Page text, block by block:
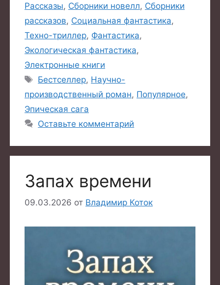
Рассказы, Сборники новелл, Сборники
рассказов, Социальная фантастика,
Техно-триллер, Фантастика,
Экологическая фантастика,
Электронные книги
Метки
Бестселлер, Научно-
производственный роман, Популярное,
Эпическая сага
Оставьте комментарий
Запах времени
09.03.2026 от Владимир Коток